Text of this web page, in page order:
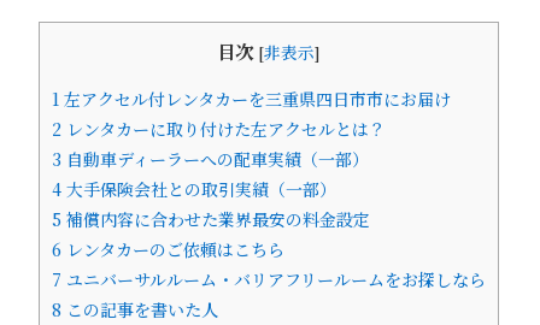
目次 [非表示]
1 左アクセル付レンタカーを三重県四日市市にお届け
2 レンタカーに取り付けた左アクセルとは？
3 自動車ディーラーへの配車実績（一部）
4 大手保険会社との取引実績（一部）
5 補償内容に合わせた業界最安の料金設定
6 レンタカーのご依頼はこちら
7 ユニバーサルルーム・バリアフリールームをお探しなら
8 この記事を書いた人